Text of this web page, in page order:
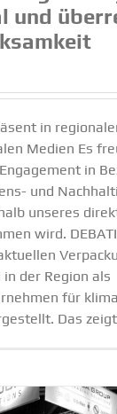
und
in
Medien Es
in
und
unseres
wird.
der Region als
für
Das